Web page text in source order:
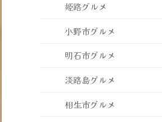
姫路グルメ
小野市グルメ
明石市グルメ
淡路島グルメ
相生市グルメ